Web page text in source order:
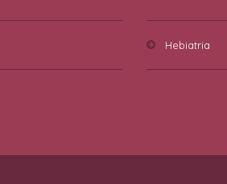
Hebiatria